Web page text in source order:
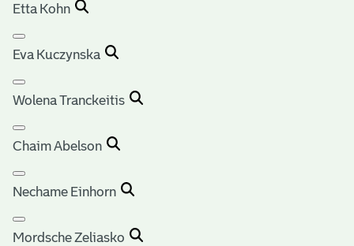
Etta Kohn
Eva Kuczynska
Wolena Tranckeitis
Chaim Abelson
Nechame Einhorn
Mordsche Zeliasko